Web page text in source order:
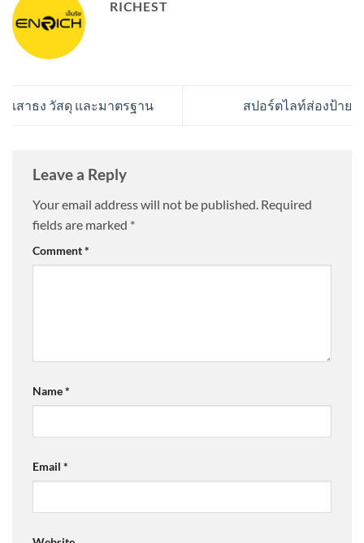
RICHEST
เสาธง วัสดุ และมาตรฐาน สปอร์ตไลท์ส่องป้าย
Leave a Reply
Your email address will not be published. Required
fields are marked *
Comment*
Name*
Email *